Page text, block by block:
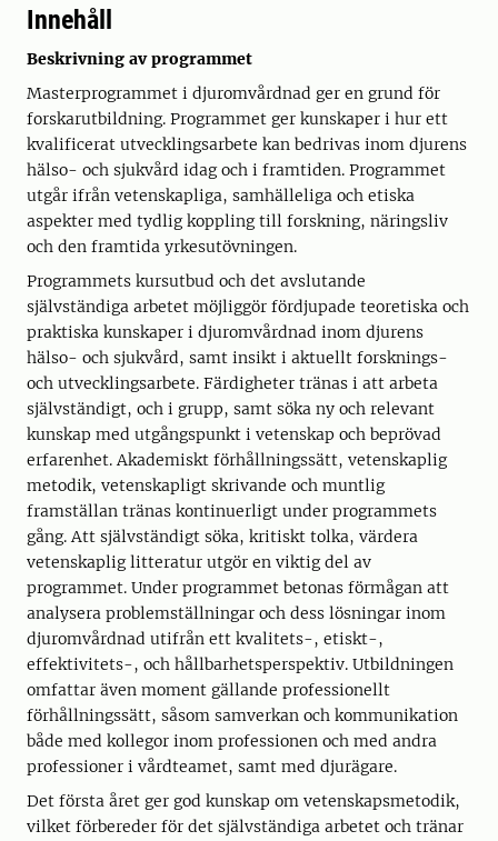
Innehåll
Beskrivning av programmet
Masterprogrammet i djuromvårdnad ger en grund för
forskarutbildning. Programmet ger kunskaper i hur ett
kvalificerat utvecklingsarbete kan bedrivas inom djurens
hälso- och sjukvård idag och i framtiden. Programmet
utgår ifrån vetenskapliga, samhälleliga och etiska
aspekter med tydlig koppling till forskning, näringsliv
och den framtida yrkesutövningen.
Programmets kursutbud och det avslutande
självständiga arbetet möjliggör fördjupade teoretiska och
praktiska kunskaper i djuromvårdnad inom djurens
hälso- och sjukvård, samt insikt i aktuellt forsknings-
och utvecklingsarbete. Färdigheter tränas i att arbeta
självständigt, och i grupp, samt söka ny och relevant
kunskap med utgångspunkt i vetenskap och beprövad
erfarenhet. Akademiskt förhållningssätt, vetenskaplig
metodik, vetenskapligt skrivande och muntlig
framställan tränas kontinuerligt under programmets
gång. Att självständigt söka, kritiskt tolka, värdera
vetenskaplig litteratur utgör en viktig del av
programmet. Under programmet betonas förmågan att
analysera problemställningar och dess lösningar inom
djuromvårdnad utifrån ett kvalitets-, etiskt-,
effektivitets-, och hållbarhetsperspektiv. Utbildningen
omfattar även moment gällande professionellt
förhållningssätt, såsom samverkan och kommunikation
både med kollegor inom professionen och med andra
professioner i vårdteamet, samt med djurägare.
Det första året ger god kunskap om vetenskapsmetodik,
vilket förbereder för det självständiga arbetet och tränar